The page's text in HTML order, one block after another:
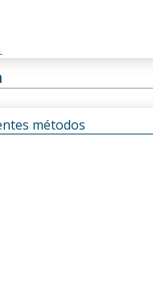
métodos